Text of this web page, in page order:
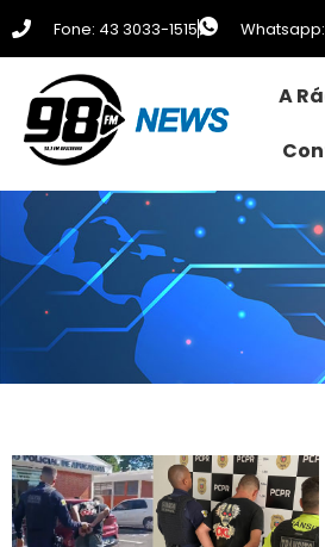
Fone: 43 3033-1515 Whatsapp:
A